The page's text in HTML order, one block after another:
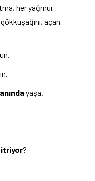
her yağmur
açan
yaşa.
?